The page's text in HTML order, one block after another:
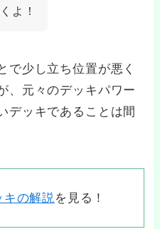
よ！
で少し立ち位置が悪く
、元々のデッキパワー
デッキであることは間
キの解説 を見る！